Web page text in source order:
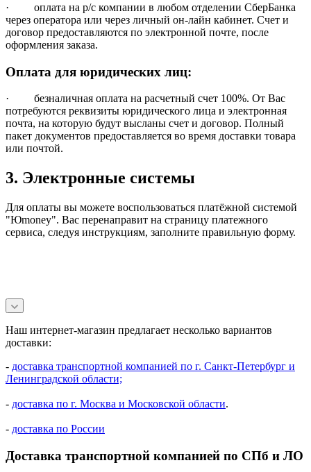
· оплата на р/с компании в любом отделении СберБанка
через оператора или через личный он-лайн кабинет. Счет и
договор предоставляются по электронной почте, после
оформления заказа.
Оплата для юридических лиц:
· безналичная оплата на расчетный счет 100%. От Вас
потребуются реквизиты юридического лица и электронная
почта, на которую будут высланы счет и договор. Полный
пакет документов предоставляется во время доставки товара
или почтой.
3. Электронные системы
Для оплаты вы можете воспользоваться платёжной системой
"Юmoney". Вас перенаправит на страницу платежного
сервиса, следуя инструкциям, заполните правильную форму.
Наш интернет-магазин предлагает несколько вариантов
доставки:
- доставка транспортной компанией по г. Санкт-Петербург и
Ленинградской области;
- доставка по г. Москва и Московской области.
- доставка по России
Доставка транспортной компанией по СПб и ЛО